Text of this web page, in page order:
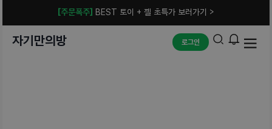
[주문폭주] BEST 토이 + 젤 초특가 보러가기 >
자기만의방 로그인